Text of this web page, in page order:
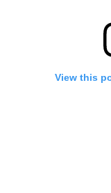
View this